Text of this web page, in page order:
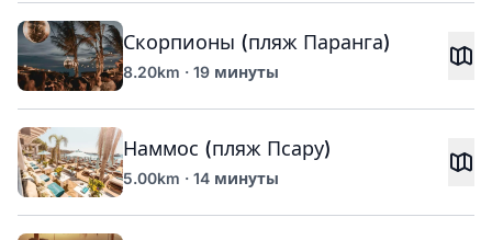
Скорпионы (пляж Паранга)
8.20km · 19 минуты
Наммос (пляж Псару)
5.00km · 14 минуты